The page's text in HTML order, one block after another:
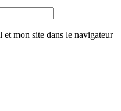
mon site dans le navigateur